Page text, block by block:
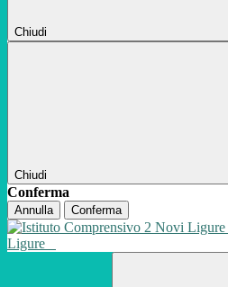
Chiudi
Chiudi
Conferma
Annulla Conferma
Ligure